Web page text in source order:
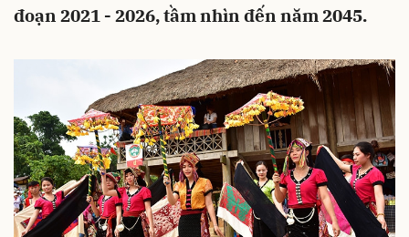
đoạn 2021 - 2026, tầm nhìn đến năm 2045.